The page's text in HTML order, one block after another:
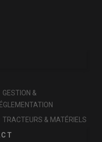
GESTION &
TRACTEURS & MATÉRIELS